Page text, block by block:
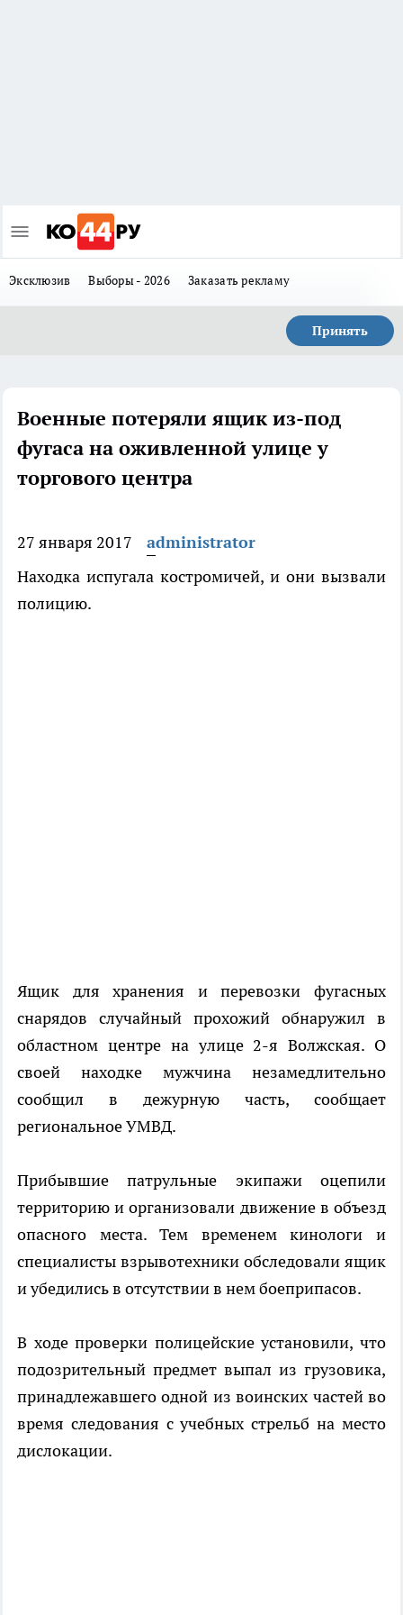
Эксклюзив Выборы - 2026 Заказать рекламу
Принять
Военные потеряли ящик из-под
фугаса на оживленной улице у
торгового центра
27 января 2017
administrator
Находка испугала костромичей, и они вызвали
полицию.
Ящик для хранения и перевозки фугасных
снарядов случайный прохожий обнаружил в
областном центре на улице 2-я Волжская. О
своей находке мужчина незамедлительно
сообщил в дежурную часть, сообщает
региональное УМВД.
Прибывшие патрульные экипажи оцепили
территорию и организовали движение в объезд
опасного места. Тем временем кинологи и
специалисты взрывотехники обследовали ящик
и убедились в отсутствии в нем боеприпасов.
В ходе проверки полицейские установили, что
подозрительный предмет выпал из грузовика,
принадлежавшего одной из воинских частей во
время следования с учебных стрельб на место
дислокации.